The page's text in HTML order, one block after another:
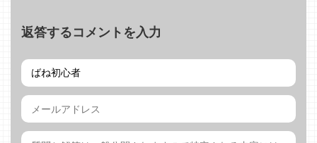
返答するコメントを入力